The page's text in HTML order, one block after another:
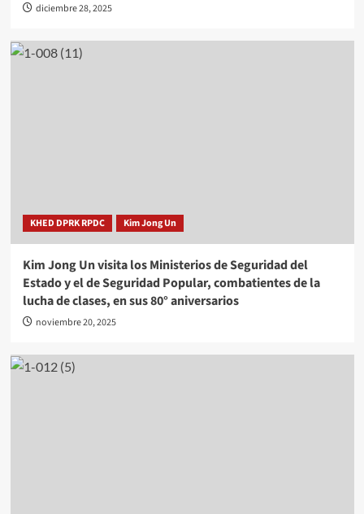
diciembre 28, 2025
KHED DPRK RPDC Kim Jong Un
Kim Jong Un visita los Ministerios de Seguridad del
Estado y el de Seguridad Popular, combatientes de la
lucha de clases, en sus 80° aniversarios
noviembre 20, 2025